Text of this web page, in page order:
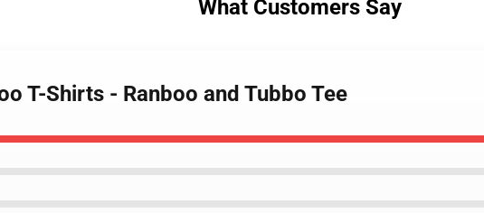
What Customers Say
T-Shirts - Ranboo and Tubbo Tee